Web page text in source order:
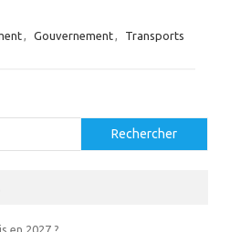
Gouvernement Transports
Rechercher
en 2027 ?